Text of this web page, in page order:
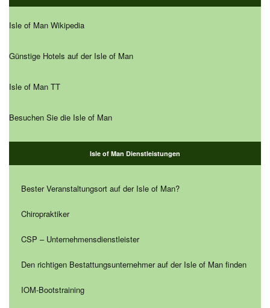
Isle of Man Wikipedia
Günstige Hotels auf der Isle of Man
Isle of Man TT
Besuchen Sie die Isle of Man
Isle of Man Dienstleistungen
Bester Veranstaltungsort auf der Isle of Man?
Chiropraktiker
CSP – Unternehmensdienstleister
Den richtigen Bestattungsunternehmer auf der Isle of Man finden
IOM-Bootstraining